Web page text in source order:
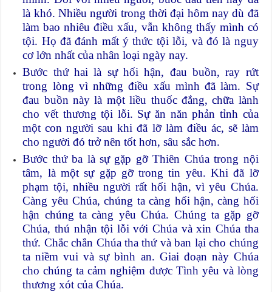
là khó. Nhiều người trong thời đại hôm nay dù đã
làm bao nhiêu điều xấu, vẫn không thấy mình có
tội. Họ đã đánh mất ý thức tội lỗi, và đó là nguy
cơ lớn nhất của nhân loại ngày nay.
Bước thứ hai là sự hối hận, đau buồn, ray rứt
trong lòng vì những điều xấu mình đã làm. Sự
đau buồn này là một liều thuốc đắng, chữa lành
cho vết thương tội lỗi. Sự ăn năn phản tỉnh của
một con người sau khi đã lỡ làm điều ác, sẽ làm
cho người đó trở nên tốt hơn, sâu sắc hơn.
Bước thứ ba là sự gặp gỡ Thiên Chúa trong nội
tâm, là một sự gặp gỡ trong tin yêu. Khi đã lỡ
phạm tội, nhiều người rất hối hận, vì yêu Chúa.
Càng yêu Chúa, chúng ta càng hối hận, càng hối
hận chúng ta càng yêu Chúa. Chúng ta gặp gỡ
Chúa, thú nhận tội lỗi với Chúa và xin Chúa tha
thứ. Chắc chắn Chúa tha thứ và ban lại cho chúng
ta niềm vui và sự bình an. Giai đoạn này Chúa
cho chúng ta cảm nghiệm được Tình yêu và lòng
thương xót của Chúa.